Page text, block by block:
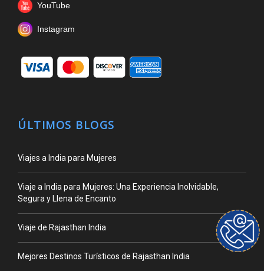
YouTube
Instagram
ÚLTIMOS BLOGS
Viajes a India para Mujeres
Viaje a India para Mujeres: Una Experiencia Inolvidable,
Segura y Llena de Encanto
Viaje de Rajasthan India
Mejores Destinos Turísticos de Rajasthan India